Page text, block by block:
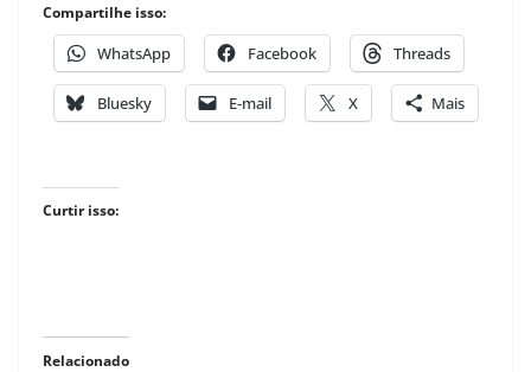
Compartilhe isso:
WhatsApp Facebook Threads
Bluesky E-mail X Mais
Curtir isso:
Relacionado